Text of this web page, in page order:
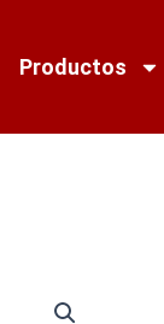
Productos